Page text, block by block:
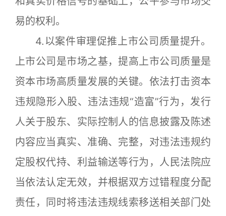
易的权利。
4.以案件审理促推上市公司质量提升。
上市公司是市场之基，提高上市公司质量是
资本市场高质量发展的关键。依法打击资本
违规隐形入股、违法违规“造富”行为，发行
人关于股东、实际控制人的信息披露及陈述
内容应当真实、准确、完整，对违法违规约
定股权代持、利益输送等行为，人民法院应
当依法认定无效，并根据双方过错程度分配
责任，同时将违法违规线索移送相关部门处